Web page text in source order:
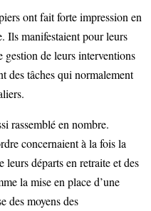
ont fait forte impression en
Ils manifestaient pour leurs
gestion de leurs interventions
des tâches qui normalement
rassemblé en nombre.
concernaient à la fois la
départs en retraite et des
la mise en place d’une
des moyens des